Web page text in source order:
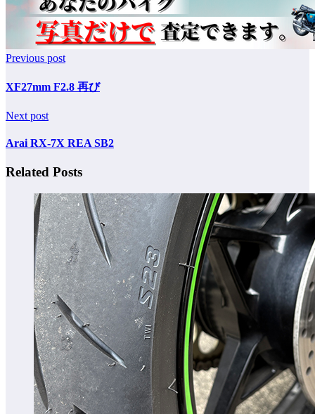
Previous post
XF27mm F2.8 再び
Next post
Arai RX-7X REA SB2
Related Posts